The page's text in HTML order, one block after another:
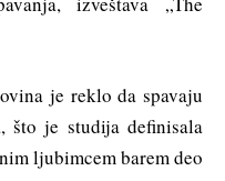
je reklo da spavaju
što je studija definisala
ljubimcem barem deo